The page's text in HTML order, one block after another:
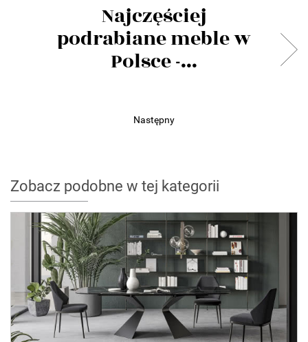
Najczęściej
podrabiane meble w
Polsce -...
Następny
Zobacz podobne w tej kategorii